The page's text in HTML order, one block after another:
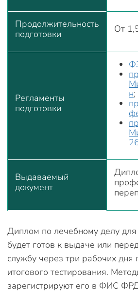
Продолжительность
подготовки
От
Регламенты
подготовки
н;
Выдаваемый
документ
Диплом по лечебному делу
будет готов к выдаче или
службу через три рабочих дня
итогового тестирования.
зарегистрируют его в ФИС